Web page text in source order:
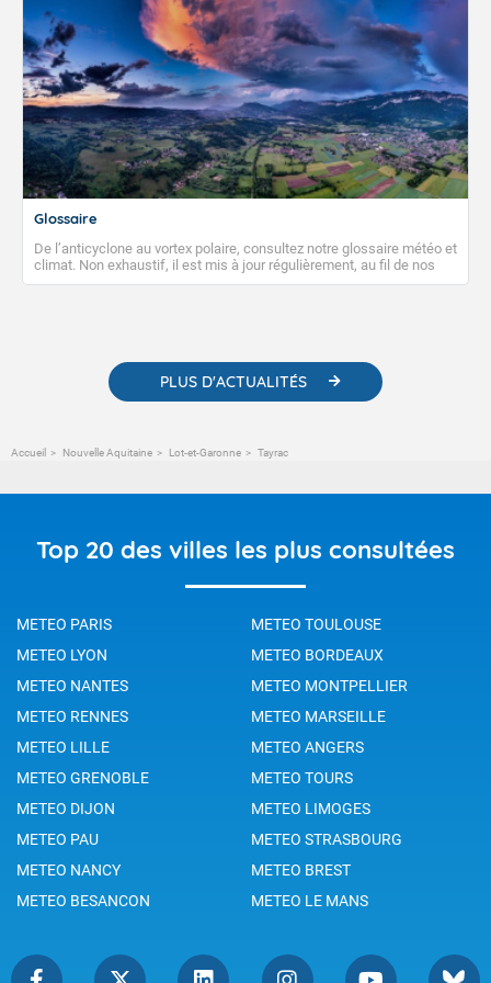
Glossaire
De l’anticyclone au vortex polaire, consultez notre glossaire météo et
climat. Non exhaustif, il est mis à jour régulièrement, au fil de nos
publications. Vous y trouverez également des liens utiles vers nos
PLUS D'ACTUALITÉS
Accueil Nouvelle Aquitaine Lot-et-Garonne Tayrac
Top 20 des villes les plus consultées
METEO PARIS
METEO TOULOUSE
METEO LYON
METEO BORDEAUX
METEO NANTES
METEO MONTPELLIER
METEO RENNES
METEO MARSEILLE
METEO LILLE
METEO ANGERS
METEO GRENOBLE
METEO TOURS
METEO DIJON
METEO LIMOGES
METEO PAU
METEO STRASBOURG
METEO NANCY
METEO BREST
METEO BESANCON
METEO LE MANS